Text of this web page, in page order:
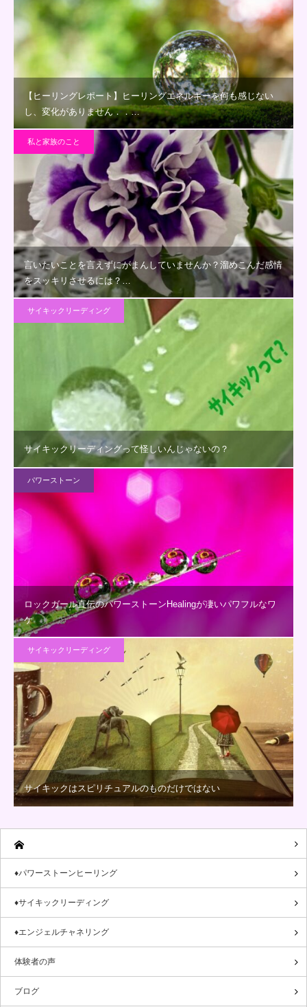
【ヒーリングレポート】ヒーリングエネルギーを何も感じない
し、変化がありません．．…
私と家族のこと
言いたいことを言えずにがまんしていませんか？溜めこんだ感情
をスッキリさせるには？…
サイキックリーディング
サイキックリーディングって怪しいんじゃないの？
パワーストーン
ロックガール直伝のパワーストーンHealingが凄いパワフルなワ
ケ
サイキックリーディング
サイキックはスピリチュアルのものだけではない
♦パワーストーンヒーリング
♦サイキックリーディング
♦エンジェルチャネリング
体験者の声
ブログ